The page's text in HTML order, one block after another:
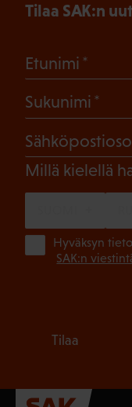
Tilaa SAK:n
Etunimi
Sukunimi
Millä kielellä
Hyväksyn
SAK:n
Tilaa